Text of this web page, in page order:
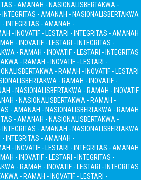
- AMANAH - NASIONALISBERTAKWA -
INTEGRITAS - AMANAH - NASIONALISBERTAKWA
- INTEGRITAS - AMANAH -
- INOVATIF - LESTARI - INTEGRITAS - AMANAH
- INOVATIF - LESTARI - INTEGRITAS -
- RAMAH - INOVATIF - LESTARI - INTEGRITAS
- RAMAH - INOVATIF - LESTARI -
BERTAKWA - RAMAH - INOVATIF - LESTARI
BERTAKWA - RAMAH - INOVATIF -
- NASIONALISBERTAKWA - RAMAH - INOVATIF
- NASIONALISBERTAKWA - RAMAH -
- AMANAH - NASIONALISBERTAKWA - RAMAH
- AMANAH - NASIONALISBERTAKWA -
INTEGRITAS - AMANAH - NASIONALISBERTAKWA
- INTEGRITAS - AMANAH -
- INOVATIF - LESTARI - INTEGRITAS - AMANAH
- INOVATIF - LESTARI - INTEGRITAS -
- RAMAH - INOVATIF - LESTARI - INTEGRITAS
- RAMAH - INOVATIF - LESTARI -